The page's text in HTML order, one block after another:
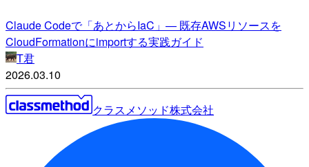
Claude Codeで「あとからIaC」— 既存AWSリソースを
CloudFormationにimportする実践ガイド
T君
2026.03.10
クラスメソッド株式会社